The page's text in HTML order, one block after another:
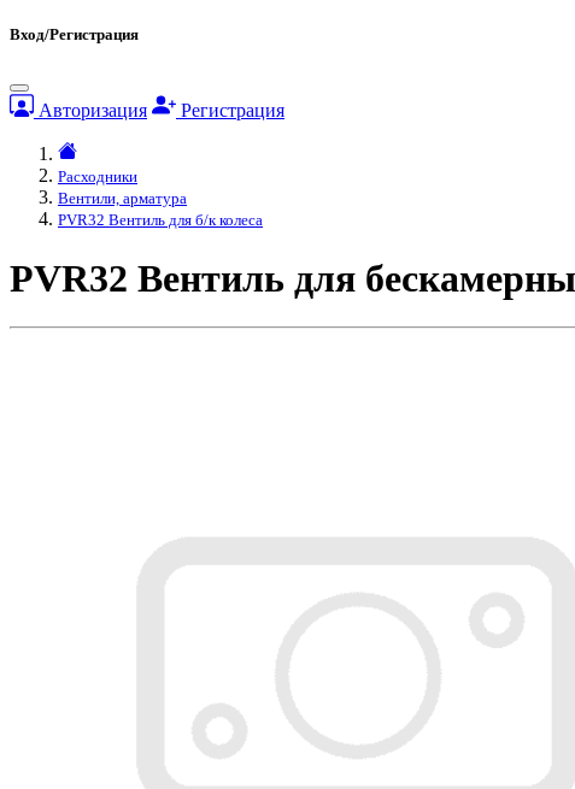
Вход/Регистрация
Авторизация Регистрация
Расходники
Вентили, арматура
PVR32 Вентиль для б/к колеса
PVR32 Вентиль для